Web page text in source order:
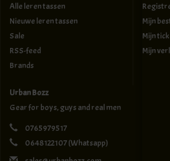
Alle leren tassen
Nieuwe leren tassen
Sale
RSS-feed
Brands
Mijn
Mijn
Mijn
Urban Bozz
Gear for boys, guys and real men
0765979517
0648122107(Whatsapp)